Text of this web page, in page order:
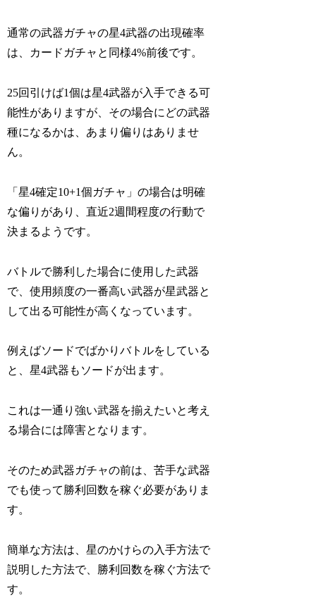
通常の武器ガチャの星4武器の出現確率
は、カードガチャと同様4%前後です。
25回引けば1個は星4武器が入手できる可
能性がありますが、その場合にどの武器
種になるかは、あまり偏りはありませ
ん。
「星4確定10+1個ガチャ」の場合は明確
な偏りがあり、直近2週間程度の行動で
決まるようです。
バトルで勝利した場合に使用した武器
で、使用頻度の一番高い武器が星武器と
して出る可能性が高く なっています。
例えばソードでばかりバトルをしている
と、星4武器もソードが出ます。
これは一通り強い武器を揃えたいと考え
る場合には障害となります。
そのため武器ガチャの前は、苦手な武器
でも使って勝利回数を稼ぐ必要がありま
す。
簡単な方法は、星のかけらの入手方法で
説明した方法で、勝利回数を稼ぐ方法で
す。